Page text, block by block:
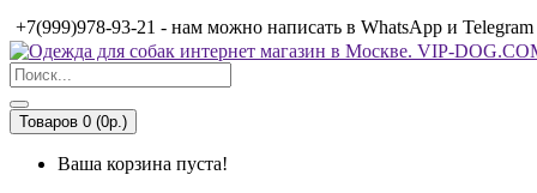
+7(999)978-93-21 - нам можно написать в WhatsApp и Telegram
Товаров 0 (0р.)
Ваша корзина пуста!